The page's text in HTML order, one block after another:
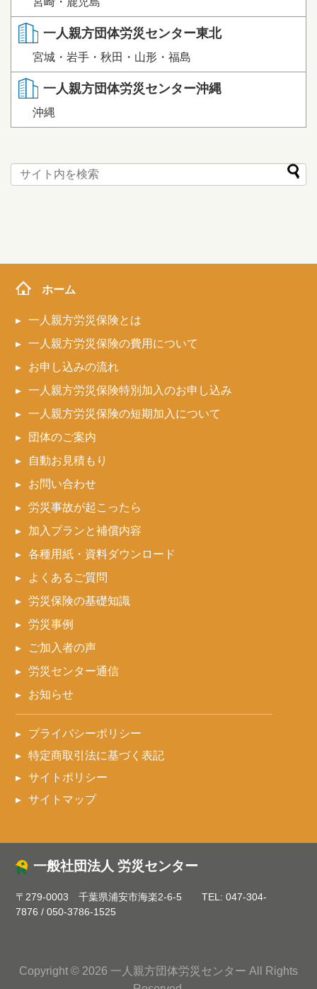
一人親方団体労災センター東北
宮城・岩手・秋田・山形・福島
一人親方団体労災センター沖縄
沖縄
ホーム
一人親方労災保険とは
一人親方労災保険の費用について
お申し込みの流れ
一人親方労災保険特別加入のお申し込み
一人親方労災保険の短期加入について
団体のご案内
自動お見積もり
お問い合わせ
労災事故が起こったら
加入プランと補償内容
各種用紙・資料ダウンロード
よくあるご質問
労災保険の基礎知識
労災事例
ご加入者の声
労災センター通信
お知らせ
プライバシーポリシー
特定商取引法に基づく表記
サイトポリシー
サイトマップ
一般社団法人 労災センター
〒279-0003 千葉県浦安市海楽2-6-5 TEL:047-304-
7876 /050-3786-1525
Copyright © 2026 一人親方団体労災センター All Rights